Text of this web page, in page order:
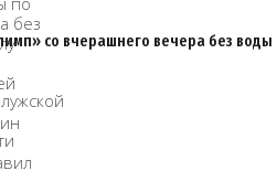
со вчерашнего вечера без воды